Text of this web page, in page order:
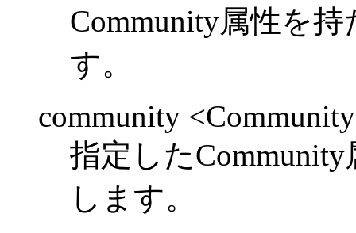
Community属性を
す。
community
指定した
します。